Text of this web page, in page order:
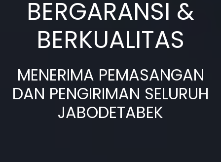
BERGARANSI &
BERKUALITAS
MENERIMA PEMASANGAN
DAN PENGIRIMAN SELURUH
JABODETABEK